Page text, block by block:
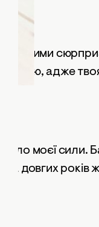
адже
моєї сили.
та довгих років